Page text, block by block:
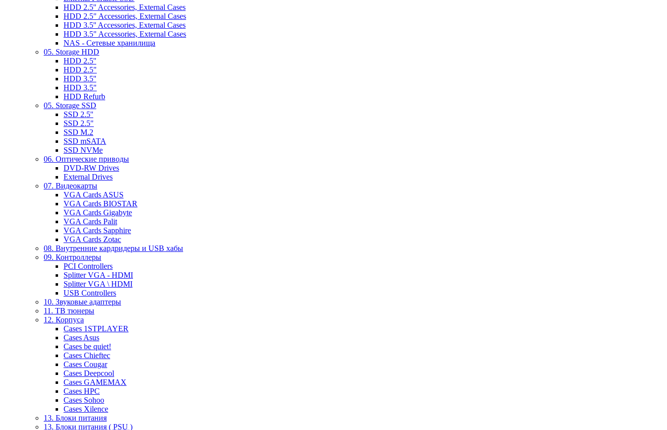
HDD 2.5'' Accessories, External Cases
HDD 2.5" Accessories, External Cases
HDD 3.5'' Accessories, External Cases
HDD 3.5" Accessories, External Cases
NAS - Сетевые хранилища
05. Storage HDD
HDD 2.5''
HDD 2.5"
HDD 3.5''
HDD 3.5"
HDD Refurb
05. Storage SSD
SSD 2.5''
SSD 2.5"
SSD M.2
SSD mSATA
SSD NVMe
06. Оптические приводы
DVD-RW Drives
External Drives
07. Видеокарты
VGA Cards ASUS
VGA Cards BIOSTAR
VGA Cards Gigabyte
VGA Cards Palit
VGA Cards Sapphire
VGA Cards Zotac
08. Внутренние кардридеры и USB хабы
09. Контроллеры
PCI Controllers
Splitter VGA - HDMI
Splitter VGA \ HDMI
USB Controllers
10. Звуковые адаптеры
11. ТВ тюнеры
12. Корпуса
Cases 1STPLAYER
Cases Asus
Cases be quiet!
Cases Chieftec
Cases Cougar
Cases Deepcool
Cases GAMEMAX
Cases HPC
Cases Sohoo
Cases Xilence
13. Блоки питания
13. Блоки питания ( PSU )